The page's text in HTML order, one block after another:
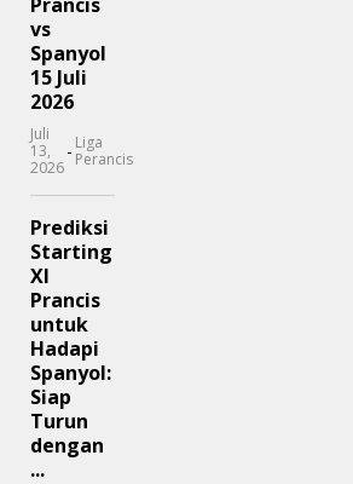
Prancis
vs
Spanyol
15 Juli
2026
Juli
13,
2026
- Liga
Perancis
Prediksi
Starting
XI
Prancis
untuk
Hadapi
Spanyol:
Siap
Turun
dengan
...